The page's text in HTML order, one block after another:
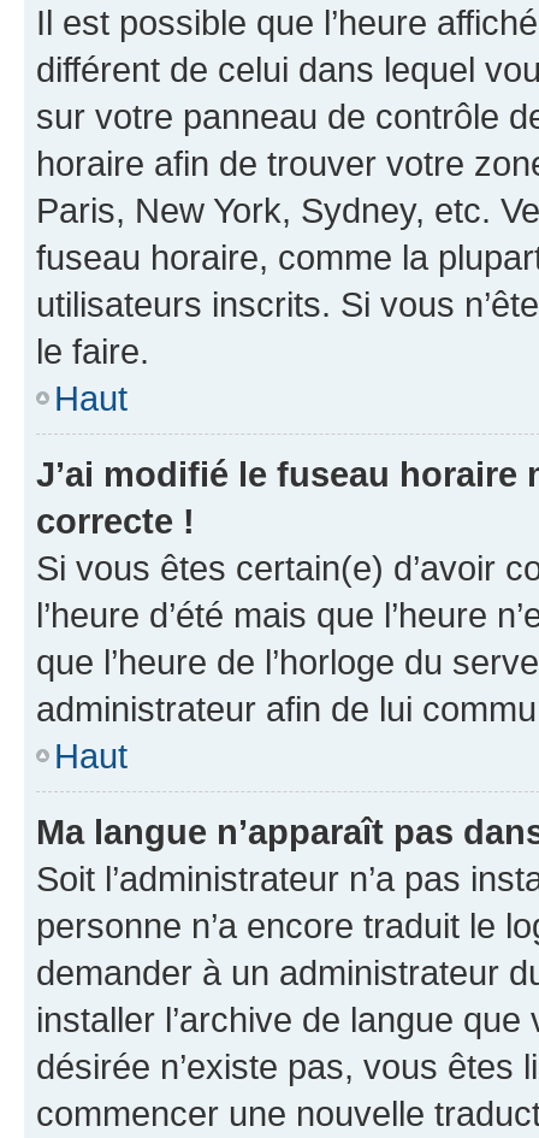
Il est possible que l’heure
différent de celui dans lequel
sur votre panneau de contrôle
horaire afin de trouver votre
Paris, New York, Sydney, etc.
fuseau horaire, comme la
utilisateurs inscrits. Si vous
le faire.
Haut
J’ai modifié le fuseau horaire
correcte !
Si vous êtes certain(e) d’avoir
l’heure d’été mais que l’heure
que l’heure de l’horloge du
administrateur afin de lui
Haut
Ma langue n’apparaît pas
Soit l’administrateur n’a pas
personne n’a encore traduit le
demander à un administrateur
installer l’archive de langue
désirée n’existe pas, vous êtes
commencer une nouvelle